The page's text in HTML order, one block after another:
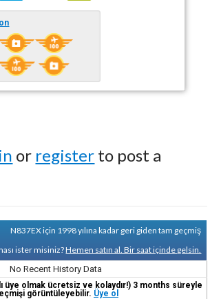
or register to post a
N837EX için 1998 yılına kadar geri giden tam geçmiş
ister misiniz?Hemen satın al. Bir saat içinde gelsin.
No Recent History Data
üye olmak ücretsiz ve kolaydır!) 3 months süreyle
görüntüleyebilir. Üye ol